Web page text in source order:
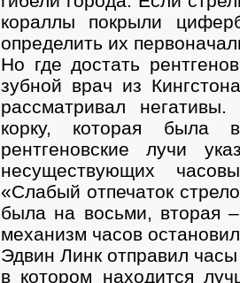
кораллы покрыли
определить их
Но где достать
зубной врач из
рассматривал
корку, которая была
рентгеновские лучи
несуществующих
«Слабый отпечаток
была на восьми, вторая
механизм часов
Эдвин Линк отправил
в котором находится